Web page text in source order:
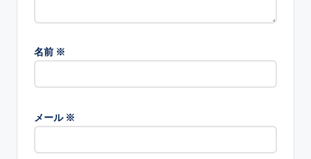
名前 ※
メール ※